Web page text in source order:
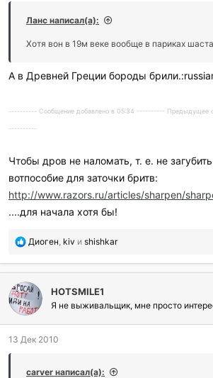
Ланс написал(а):
Хотя вон в 19м веке вообще в париках
А в Древней Греции бороды
---------- Сообщение добавлено в 05:34 ---------- Предыдущее
----------
Чтобы дров не наломать, т. е. не
вотпособие для заточки бритв:
http://www.razors.ru/articles/sharpen/
....для начала хотя бы!
П
б
а
г
о
а
и
Диоген kiv и shishkar
HOTSMILE1
Я не выживальщик, мне просто
13 Дек 2010
carver написал(а):